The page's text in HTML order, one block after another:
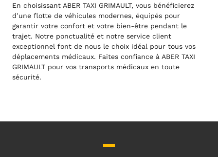
En choisissant ABER TAXI GRIMAULT, vous bénéficierez
d’une flotte de véhicules modernes, équipés pour
garantir votre confort et votre bien-être pendant le
trajet. Notre ponctualité et notre service client
exceptionnel font de nous le choix idéal pour tous vos
déplacements médicaux. Faites confiance à ABER TAXI
GRIMAULT pour vos transports médicaux en toute
sécurité.